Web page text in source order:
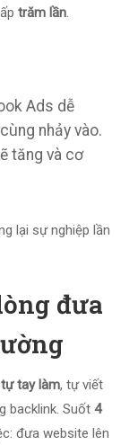
trăm lần.
Ads dễ
nhảy vào.
tăng và cơ
lại sự nghiệp lần
đưa
tay làm, tự viết
backlink. Suốt 4
đưa website lên